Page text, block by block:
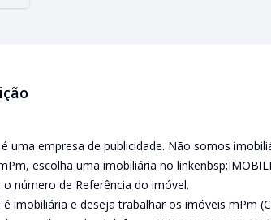
uma empresa de publicidade. Não somos
escolha uma imobiliária no
número de Referência do imóvel.
é imobiliária e deseja trabalhar os imóveis mPm